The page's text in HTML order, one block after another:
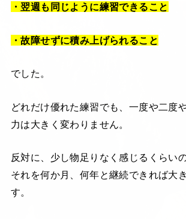
・翌週も同じように練習できること
・故障せずに積み上げられること
でした。
どれだけ優れた練習でも、一度や二度
力は大きく変わりません。
反対に、少し物足りなく感じるくらい
それを何か月、何年と継続できれば大
す。